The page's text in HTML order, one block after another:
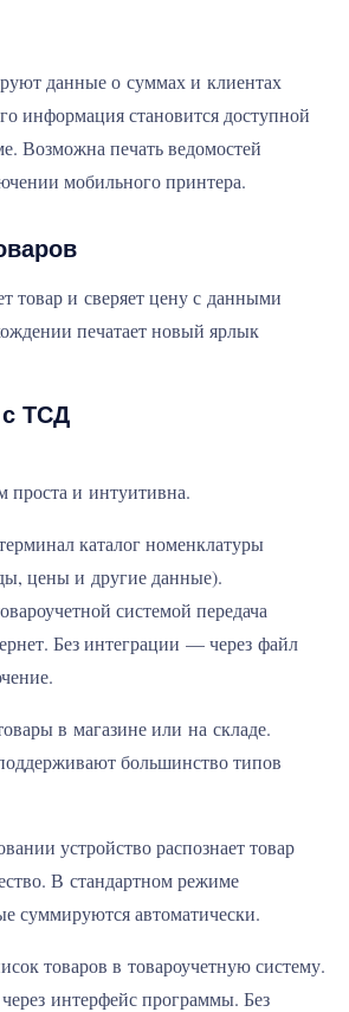
данные о суммах и клиентах
информация становится доступной
Возможна печать ведомостей
мобильного принтера.
товар и сверяет цену с данными
печатает новый ярлык
с ТСД
проста и интуитивна.
каталог номенклатуры
цены и другие данные).
системой передача
Без интеграции — через файл
в магазине или на складе.
большинство типов
устройство распознает товар
В стандартном режиме
суммируются автоматически.
товаров в товароучетную систему.
интерфейс программы. Без